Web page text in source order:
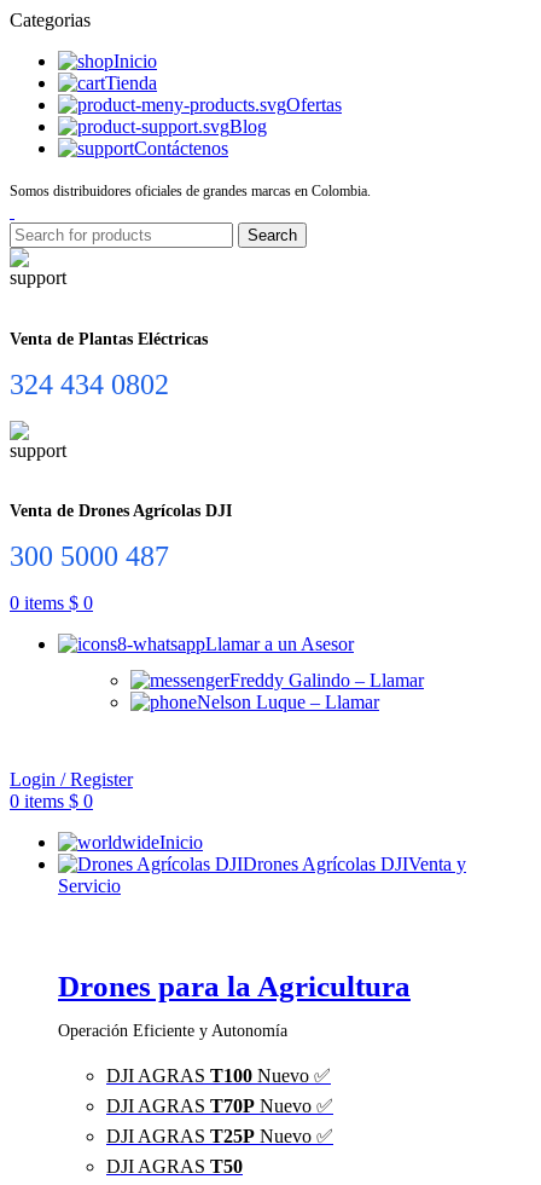
Categorias
Inicio
Tienda
Ofertas
Blog
Contáctenos
Somos distribuidores oficiales de grandes marcas en Colombia.
Search
Venta de Plantas Eléctricas
324 434 0802
Venta de Drones Agrícolas DJI
300 5000 487
0 items $ 0
Llamar a un Asesor
Freddy Galindo – Llamar
Nelson Luque – Llamar
Login / Register
0 items $ 0
Inicio
Drones Agrícolas DJIVenta y
Servicio
Drones para la Agricultura
Operación Eficiente y Autonomía
DJI AGRAS T100 Nuevo ✅
DJI AGRAS T70P Nuevo ✅
DJI AGRAS T25P Nuevo ✅
DJI AGRAS T50